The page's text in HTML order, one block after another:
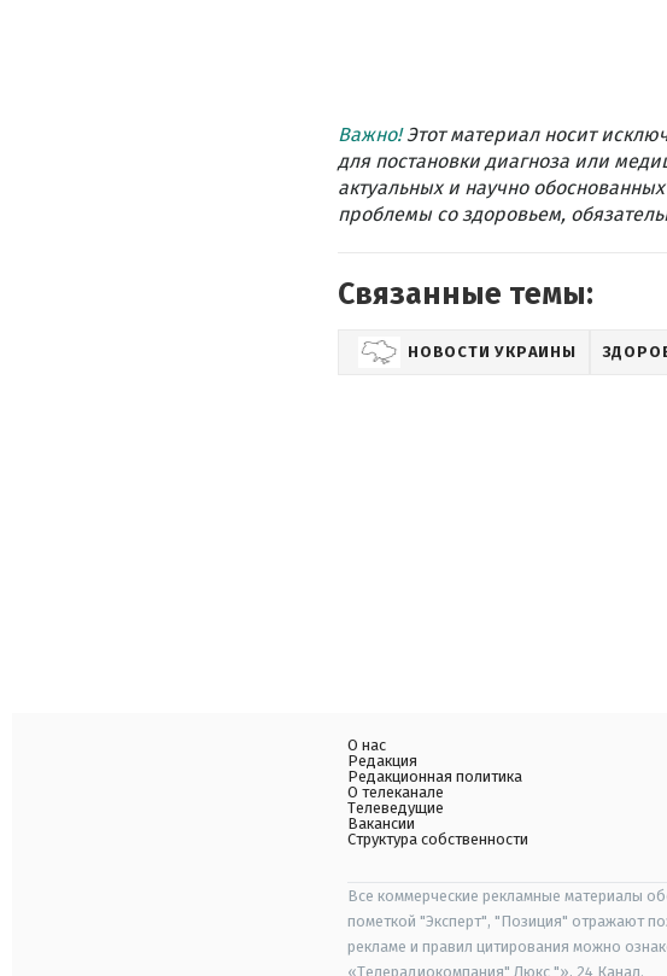
Важно!Этот материал носит
для постановки диагноза или
актуальных и научно
проблемы со здоровьем,
Связанные темы:
НОВОСТИ УКРАИНЫ
О нас
Редакция
Редакционная политика
О телеканале
Телеведущие
Вакансии
Структура собственности
Все коммерческие рекламные материалы
пометкой "Эксперт", "Позиция" отражают
рекламе и правил цитирования можно
«Телерадиокомпания" Люкс "», 24 Канал.